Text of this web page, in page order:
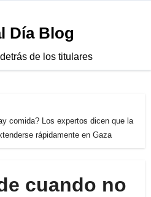
Día Blog
de los titulares
comida? Los expertos dicen que la
rápidamente en Gaza
cuando no